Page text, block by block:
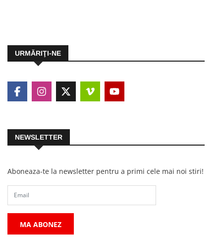
URMĂRIŢI-NE
NEWSLETTER
Aboneaza-te la newsletter pentru a primi cele mai noi stiri!
MA ABONEZ